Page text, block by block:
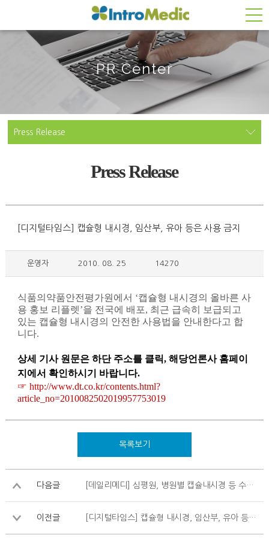
PR Center
Press Release
Press Release
[디지털타임스] 캡슐형 내시경, 임산부, 유아 등은 사용 금지
운영자 2010. 08. 25 14270
식품의약품안전평가원에서 ‘캡슐형 내시경의 올바른 사
용 홍보 리플렛’을 전국에 배포, 최근 급속히 보급되고
있는 캡슐형 내시경의 안전한 사용법을 안내한다고 합
니다.
상세 기사 원문은 하단 주소를 클릭, 해당언론사 홈페이
지에서 확인하시기 바랍니다.
☞ http://www.dt.co.kr/contents.html?
article_no=2010082502019957753019
목록보기
다음글 [데일리메디] 심평원, 병원별 캡슐내시경 등 수술 비용 비교 정보 제공 예정
이전글 [디지털타임스] 캡슐형 내시경, 임산부, 유아 등은 사용 금지